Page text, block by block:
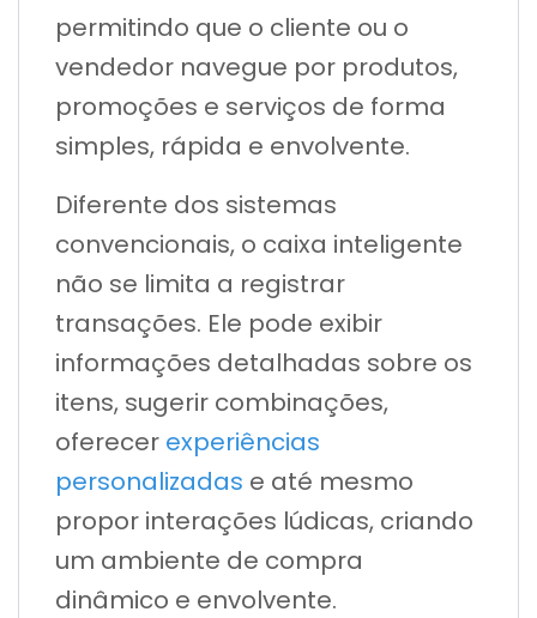
permitindo que o cliente ou o
vendedor navegue por produtos,
promoções e serviços de forma
simples, rápida e envolvente.
Diferente dos sistemas
convencionais, o caixa inteligente
não se limita a registrar
transações. Ele pode exibir
informações detalhadas sobre os
itens, sugerir combinações,
oferecer experiências
personalizadas e até mesmo
propor interações lúdicas, criando
um ambiente de compra
dinâmico e envolvente.